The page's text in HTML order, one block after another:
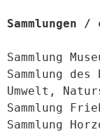
Sammlungen
Sammlung
Sammlung
Umwelt,
Sammlung
Sammlung